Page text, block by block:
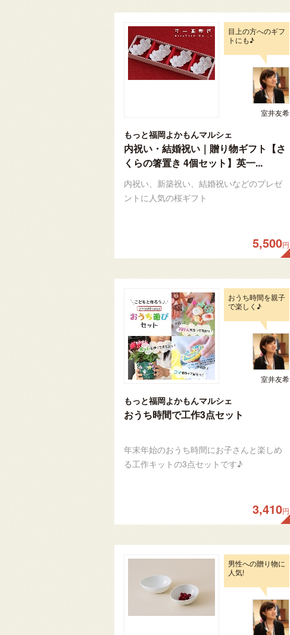
目上の方へのギフ
トにも♪
室井友希
もっと福岡よかもんマルシェ
内祝い・結婚祝い｜贈り物ギフト【さ
くらの箸置き 4個セット】英一...
内祝い、新築祝い、結婚祝いなどのプレゼ
ントに人気の桜ギフト
5,500円
おうち時間を親子
で楽しく♪
室井友希
もっと福岡よかもんマルシェ
おうち時間で工作3点セット
年末年始のおうち時間にお子さんと楽しめ
る工作キットの3点セットです♪
3,410円
男性への贈り物に
人気!